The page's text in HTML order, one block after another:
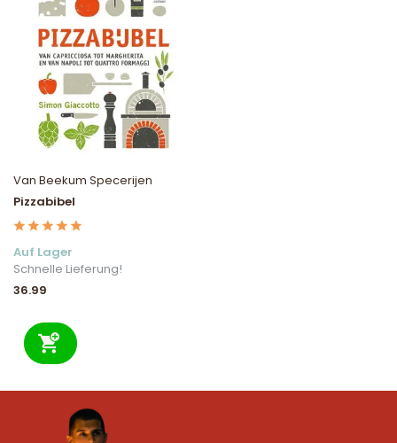
Van Beekum Specerijen
Pizzabibel
Auf Lager
Schnelle Lieferung!
36.99